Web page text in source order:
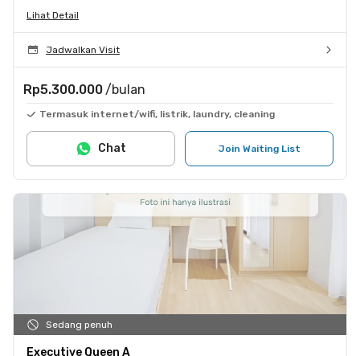
Lihat Detail
Jadwalkan Visit
Rp5.300.000 /bulan
Termasuk internet/wifi, listrik, laundry, cleaning
Join Waiting List
Chat
Sedang penuh
Executive Queen A